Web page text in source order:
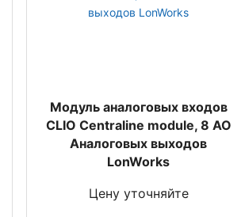
Mодуль аналоговых входов
CLIO Centraline module, 8 AO
Аналоговых выходов
LonWorks
Цену уточняйте